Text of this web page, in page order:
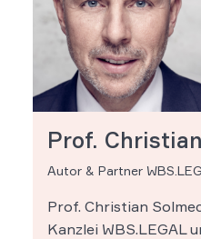
Prof.
Autor & Partner
Prof. Christian
Kanzlei WBS.LEGAL